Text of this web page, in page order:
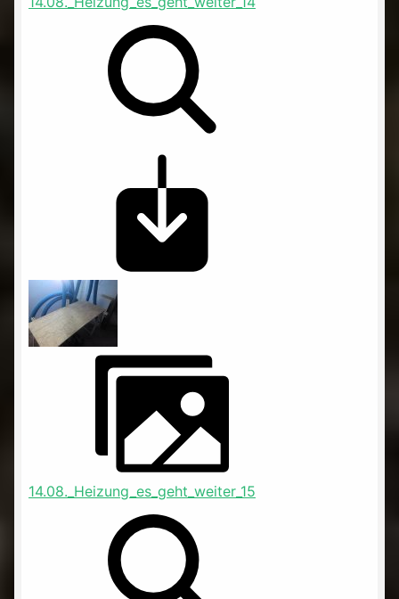
14.08._Heizung_es_geht_weiter_15